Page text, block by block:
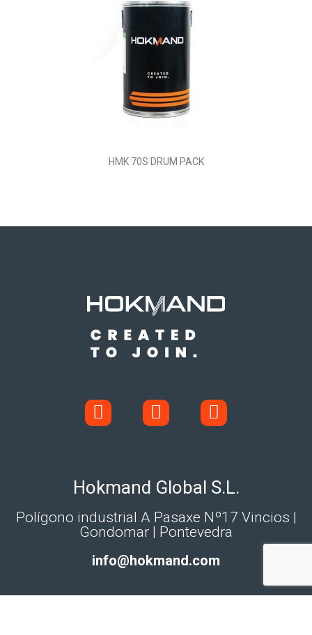
HMK 70S DRUM PACK
Hokmand Global S.L.
Polígono industrial A Pasaxe Nº17 Vincios |
Gondomar | Pontevedra
info@hokmand.com